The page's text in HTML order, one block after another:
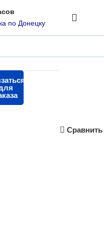
по Донецку
В630)
Сравнить